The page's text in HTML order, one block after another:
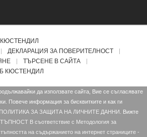
КЮСТЕНДИЛ
ДЕКЛАРАЦИЯ ЗА ПОВЕРИТЕЛНОСТ
ТЪРСЕНЕ В САЙТА
КЮСТЕНДИЛ
да използвате сайта, Вие се съгласявате
Повече информация за бисквитките и как ги
ПОЛИТИКА ЗА ЗАЩИТА НА ЛИЧНИТЕ ДАННИ.
Вижте
В съответствие с Mетодология за
на съдържанието на интернет страниците -